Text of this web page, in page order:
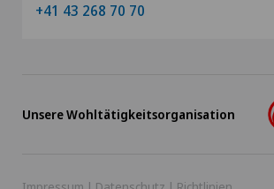
+41 43 268 70 70
Unsere Wohltätigkeitsorganisation